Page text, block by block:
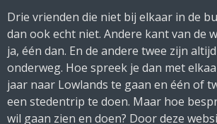
Drie vrienden die niet bij elkaar in de
dan ook echt niet. Andere kant van de
ja, één dan. En de andere twee zijn
onderweg. Hoe spreek je dan met
jaar naar Lowlands te gaan en één of
een stedentrip te doen. Maar hoe
wil gaan zien en doen? Door deze